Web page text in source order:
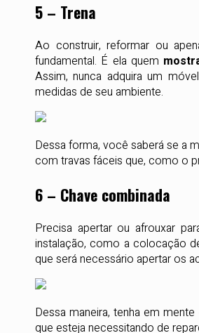
5 – Trena
Ao construir, reformar ou
fundamental. É ela quem
Assim, nunca adquira um
medidas de seu ambiente.
Dessa forma, você saberá se a
com travas fáceis que, como o
6 – Chave combinada
Precisa apertar ou afrouxar
instalação, como a colocação
que será necessário apertar os
Dessa maneira, tenha em
que esteja necessitando de